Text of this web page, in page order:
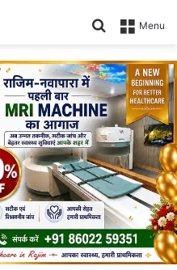
Menu
Search